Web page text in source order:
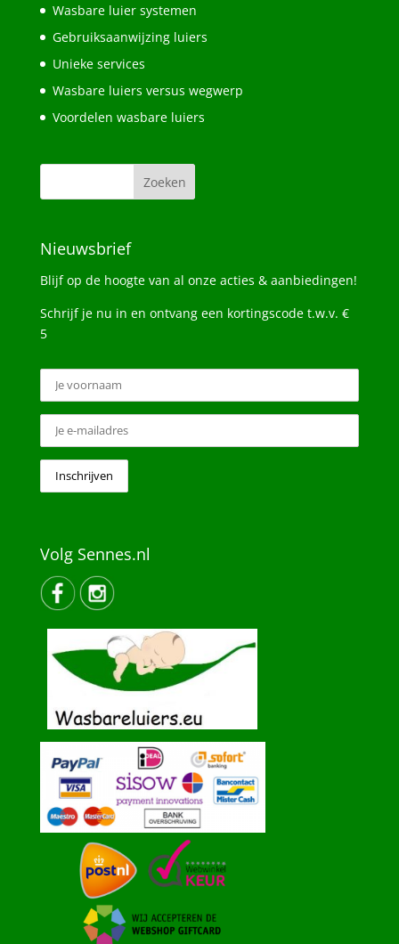
Wasbare luier systemen
Gebruiksaanwijzing luiers
Unieke services
Wasbare luiers versus wegwerp
Voordelen wasbare luiers
Nieuwsbrief
Blijf op de hoogte van al onze acties & aanbiedingen!
Schrijf je nu in en ontvang een kortingscode t.w.v. €
5
Volg Sennes.nl